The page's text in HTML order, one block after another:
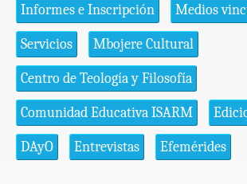
Informes e Inscripción Medios
Servicios Mbojere Cultural
Centro de Teología y Filosofía
Comunidad Educativa ISARM
DAyO Entrevistas Efemérides